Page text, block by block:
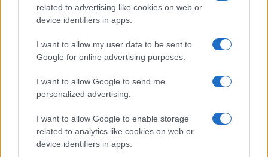
related to advertising like cookies on web or
device identifiers in apps.
I want to allow my user data to be sent to
Google for online advertising purposes.
I want to allow Google to send me
personalized advertising.
I want to allow Google to enable storage
related to analytics like cookies on web or
device identifiers in apps.
E quando quel cortocircuito si genera, il problema
non è più morale: è politico. Significa che il
controllo è venuto meno: una vicenda privata può
protezioni, senza quella distanza che il ruolo
imporrebbe. Qui sta il punto: non in una colpa,
ma in una leggerezza. Piantedosi – se così stanno
le cose – non sarebbe né il primo e né l’ultimo a
inciampare su questo terreno. Ma proprio per